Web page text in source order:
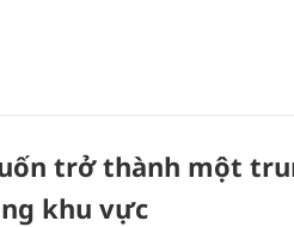
trở thành một
khu vực